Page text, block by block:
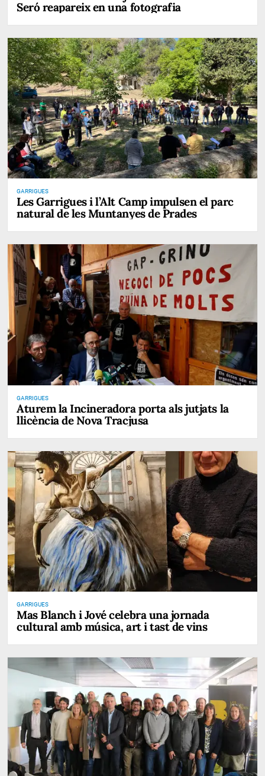
Seró reapareix en una fotografia
GARRIGUES
Les Garrigues i l’Alt Camp impulsen el parc
natural de les Muntanyes de Prades
GARRIGUES
Aturem la Incineradora porta als jutjats la
llicència de Nova Tracjusa
GARRIGUES
Mas Blanch i Jové celebra una jornada
cultural amb música, art i tast de vins